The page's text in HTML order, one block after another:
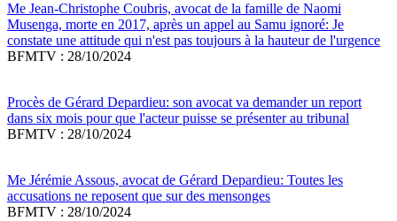
Me Jean-Christophe Coubris, avocat de la famille de Naomi
Musenga, morte en 2017, après un appel au Samu ignoré: Je
constate une attitude qui n'est pas toujours à la hauteur de l'urgence
BFMTV : 28/10/2024
Procès de Gérard Depardieu: son avocat va demander un report
dans six mois pour que l'acteur puisse se présenter au tribunal
BFMTV : 28/10/2024
Me Jérémie Assous, avocat de Gérard Depardieu: Toutes les
accusations ne reposent que sur des mensonges
BFMTV : 28/10/2024